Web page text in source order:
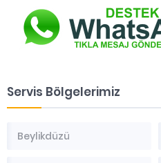
Servis Bölgelerimiz
Beylikdüzü